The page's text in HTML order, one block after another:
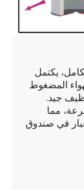
يكتمل
والهواء المضغوط
جيد.
مما
في صندوق